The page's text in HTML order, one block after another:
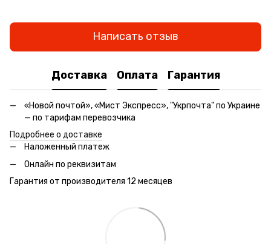
Написать отзыв
Доставка Оплата Гарантия
«Новой почтой», «Мист Экспресс», "Укрпочта" по Украине
— по тарифам перевозчика
Подробнее о доставке
Наложенный платеж
Онлайн по реквизитам
Гарантия от производителя 12 месяцев